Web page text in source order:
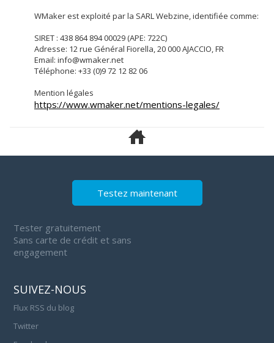
WMaker est exploité par la SARL Webzine, identifiée comme:
SIRET : 438 864 894 00029 (APE: 722C)
Adresse: 12 rue Général Fiorella, 20 000 AJACCIO, FR
Email: info@wmaker.net
Téléphone: +33 (0)9 72 12 82 06
Mention légales
https://www.wmaker.net/mentions-legales/
Testez maintenant
Tester gratuitement
Sans carte de crédit et sans
engagement
SUIVEZ-NOUS
Flux RSS du blog
Twitter